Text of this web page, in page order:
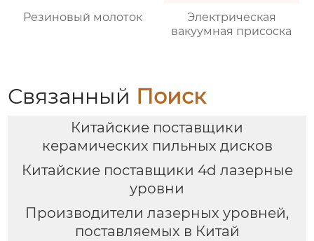
Резиновый молоток
Электрическая
вакуумная присоска
Связанный Поиск
Китайские поставщики
керамических пильных дисков
Китайские поставщики 4d лазерные
уровни
Производители лазерных уровней,
поставляемых в Китай